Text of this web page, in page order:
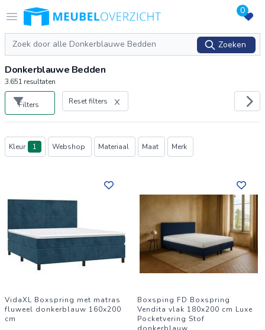
Open menu
Logo Meubeloverzicht.nl 0
Zoeken
Zoeken
Donkerblauwe Bedden
3.651 resultaten
Filters Reset filters
Producten
Kleur 1 Webshop Materiaal Maat Merk
VidaXL Boxspring met matras
fluweel donkerblauw 160x200
cm
Boxsping FD Boxspring
Vendita vlak 180x200 cm Luxe
Pocketvering Stof